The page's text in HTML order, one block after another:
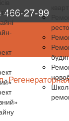
466-27-99